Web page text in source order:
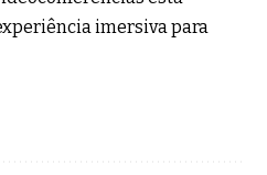
imersiva para